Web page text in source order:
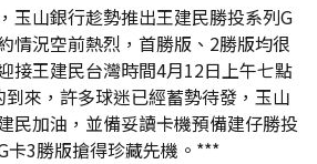
玉山銀行趁勢推出王建民勝投系列G
情況空前熱烈，首勝版、2勝版均很
接王建民台灣時間4月12日上午七點
來，許多球迷已經蓄勢待發，玉山
民加油，並備妥讀卡機預備建仔勝投
卡3勝版搶得珍藏先機。***